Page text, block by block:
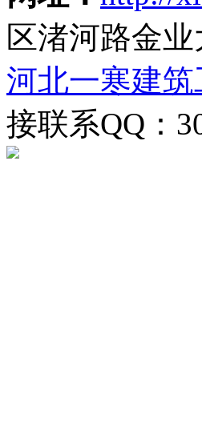
区渚河路金
河北一寒建
接联系QQ：